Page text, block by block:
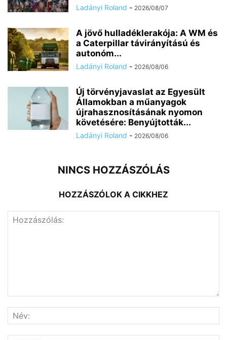
Ladányi Roland - 2026/08/07
A jövő hulladéklerakója: A WM és
a Caterpillar távirányítású és
autonóm...
Ladányi Roland - 2026/08/06
Új törvényjavaslat az Egyesült
Államokban a műanyagok
újrahasznosításának nyomon
követésére: Benyújtották...
Ladányi Roland - 2026/08/06
NINCS HOZZÁSZÓLÁS
HOZZÁSZÓLOK A CIKKHEZ